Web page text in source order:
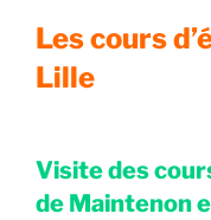
Les cours
Lille
Visite des
de Maintenon